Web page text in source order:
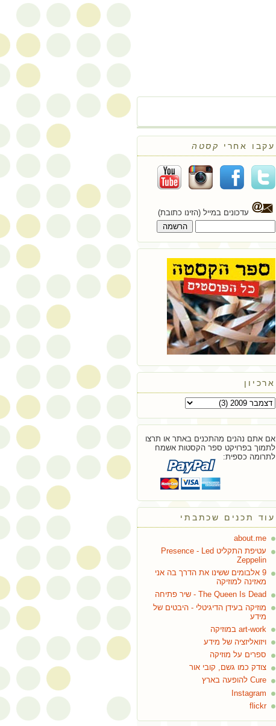
עקבו אחרי קסטה
עדכונים במייל (הזינו כתובת)
ארכיון
אם אתם נהנים מהתכנים באתר או תרצו
לתמוך בפרויקט ספר הקסטות אשמח
לתרומה כספית:
עוד תכנים שכתבתי
about.me
עטיפת התקליט Presence - Led
Zeppelin
9 אלבומים ששינו את הדרך בה אני
מאזינה למוזיקה
The Queen Is Dead - שיר פתיחה
מוזיקה בעידן הדיגיטלי - היבטים של
מידע
art-work במוזיקה
ויזואליזציה של מידע
ספרים על מוזיקה
צודק כמו גשם, קובי אור
Cure להופעה בארץ
Instagram
flickr